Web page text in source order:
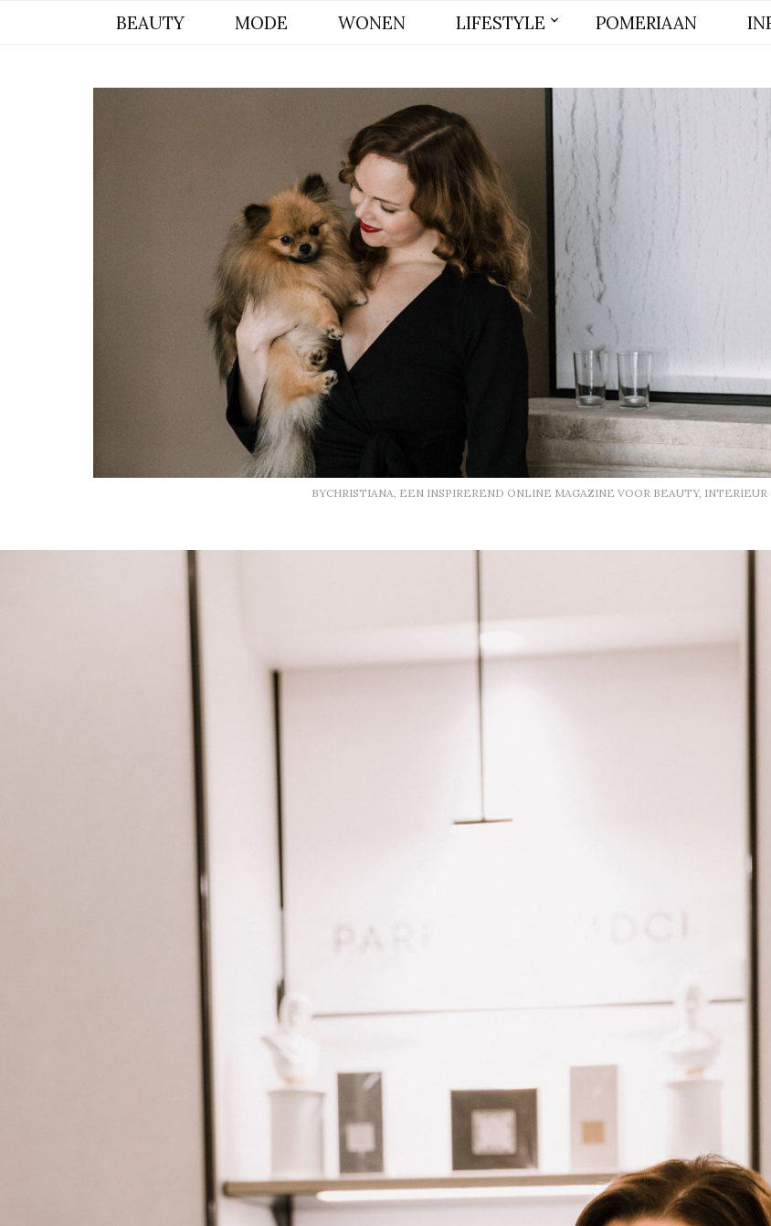
BEAUTY MODE WONEN LIFESTYLE POMERIAAN
BYCHRISTIANA, EEN INSPIREREND ONLINE MAGAZINE VOOR BEAUTY,
BYCHRISTIANA, EEN INSPIREREND
ONLINE MAGAZINE VOOR BEAUTY,
BEAUTY MODE WONEN